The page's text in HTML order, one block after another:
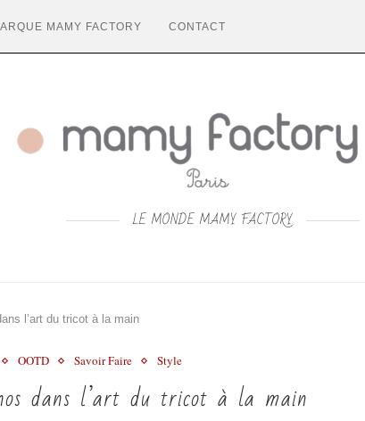
MAMY FACTORY CONTACT
LE MONDE MAMY FACTORY
l’art du tricot à la main
OOTD Savoir Faire Style
dans l’art du tricot à la main